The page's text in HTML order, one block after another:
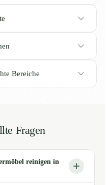
Bereiche
Fragen
reinigen in